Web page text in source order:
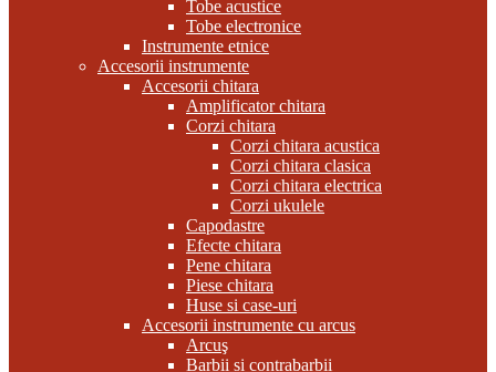
Tobe acustice
Tobe electronice
Instrumente etnice
Accesorii instrumente
Accesorii chitara
Amplificator chitara
Corzi chitara
Corzi chitara acustica
Corzi chitara clasica
Corzi chitara electrica
Corzi ukulele
Capodastre
Efecte chitara
Pene chitara
Piese chitara
Huse si case-uri
Accesorii instrumente cu arcus
Arcuş
Barbii si contrabarbii